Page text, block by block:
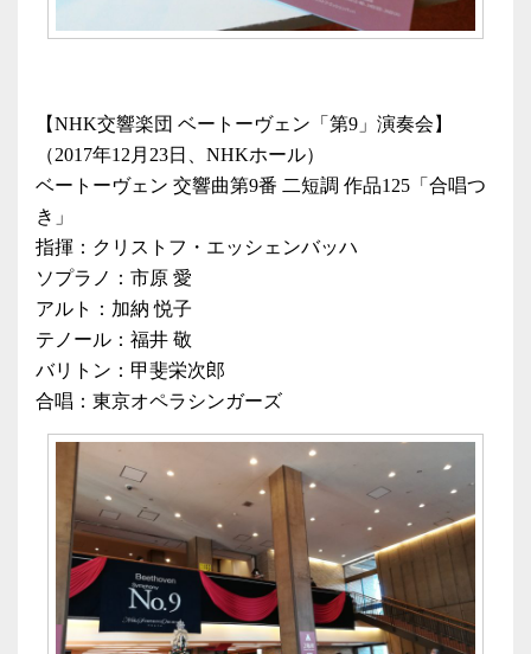
【NHK交響楽団 ベートーヴェン「第9」演奏会】
（2017年12月23日、NHKホール）
ベートーヴェン 交響曲第9番 二短調 作品125「合唱つ
き」
指揮：クリストフ・エッシェンバッハ
ソプラノ：市原 愛
アルト：加納 悦子
テノール：福井 敬
バリトン：甲斐栄次郎
合唱：東京オペラシンガーズ